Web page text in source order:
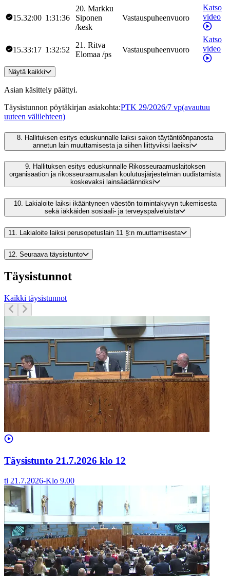
15.32:00 1:31:36
20. Markku
Siponen
/kesk
Vastauspuheenvuoro
Katso
video
15.33:17 1:32:52
21 . Ritva
Elomaa /ps
Vastauspuheenvuoro
Katso
video
Näytä kaikki
Asian käsittely päättyi.
Täysistunnon pöytäkirjan asiakohta:PTK 29/2026/7 vp(avautuu
uuteen välilehteen)
8. Hallituksen esitys eduskunnalle laiksi sakon täytäntöönpanosta
annetun lain muuttamisesta ja siihen liittyviksi laeiksi
9. Hallituksen esitys eduskunnalle Rikosseuraamuslaitoksen
organisaation ja rikosseuraamusalan koulutusjärjestelmän uudistamista
koskevaksi lainsäädännöksi
10. Lakialoite laiksi ikääntyneen väestön toimintakyvyn tukemisesta
sekä iäkkäiden sosiaali- ja terveyspalveluista
11. Lakialoite laiksi perusopetuslain 11 §:n muuttamisesta
12. Seuraava täysistunto
Täysistunnot
Kaikki täysistunnot
Täysistunto 21.7.2026 klo 12
ti 21.7.2026-Klo 9.00